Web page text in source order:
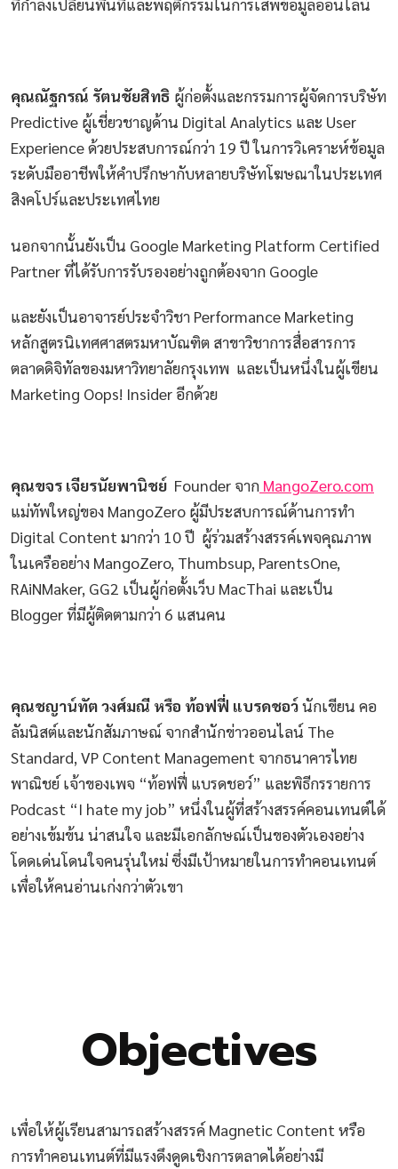
คุณณัฐกรณ์ รัตนชัยสิทธิ ผู้ก่อตั้งและกรรมการผู้จัดการบริษัท
Predictive ผู้เชี่ยวชาญด้าน Digital Analytics และ User
Experience ด้วยประสบการณ์กว่า 19 ปี ในการวิเคราะห์ข้อมูล
ระดับมืออาชีพให้คำปรึกษากับหลายบริษัทโฆษณาในประเทศ
สิงคโปร์และประเทศไทย
นอกจากนั้นยังเป็น Google Marketing Platform Certified
Partner ที่ได้รับการรับรองอย่างถูกต้องจาก Google
และยังเป็นอาจารย์ประจำวิชา Performance Marketing
หลักสูตรนิเทศศาสตรมหาบัณฑิต สาขาวิชาการสื่อสารการ
ตลาดดิจิทัลของมหาวิทยาลัยกรุงเทพ และเป็นหนึ่งในผู้เขียน
Marketing Oops! Insider อีกด้วย
คุณขจร เจียรนัยพานิชย์ Founder จาก MangoZero.com
แม่ทัพใหญ่ของ MangoZero ผู้มีประสบการณ์ด้านการทำ
Digital Content มากว่า 10 ปี ผู้ร่วมสร้างสรรค์เพจคุณภาพ
ในเครืออย่าง MangoZero, Thumbsup, ParentsOne,
RAiNMaker, GG2 เป็นผู้ก่อตั้งเว็บ MacThai และเป็น
Blogger ที่มีผู้ติดตามกว่า 6 แสนคน
คุณชญาน์ทัต วงศ์มณี หรือ ท้อฟฟี่ แบรดชอว์นักเขียน คอ
ลัมนิสต์และนักสัมภาษณ์ จากสำนักข่าวออนไลน์ The
Standard, VP Content Management จากธนาคารไทย
พาณิชย์ เจ้าของเพจ “ท้อฟฟี่ แบรดชอว์” และพิธีกรรายการ
Podcast “I hate my job” หนึ่งในผู้ที่สร้างสรรค์คอนเทนต์ได้
อย่างเข้มข้น น่าสนใจ และมีเอกลักษณ์เป็นของตัวเองอย่าง
โดดเด่นโดนใจคนรุ่นใหม่ ซึ่งมีเป้าหมายในการทำคอนเทนต์
เพื่อให้คนอ่านเก่งกว่าตัวเขา
Objectives
เพื่อให้ผู้เรียนสามารถสร้างสรรค์ Magnetic Content หรือ
การทำคอนเทนต์ที่มีแรงดึงดูดเชิงการตลาดได้อย่างมี